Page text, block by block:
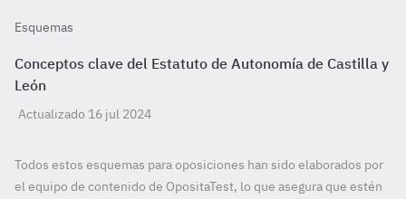
Esquemas
Conceptos clave del Estatuto de Autonomía de Castilla y
León
Actualizado 16 jul 2024
Todos estos esquemas para oposiciones han sido elaborados por
el equipo de contenido de OpositaTest, lo que asegura que estén